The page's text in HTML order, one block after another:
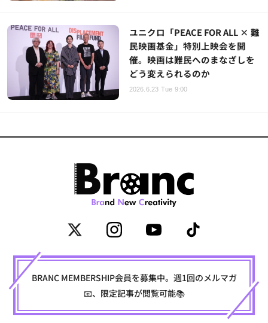
ユニクロ「PEACE FOR ALL × 難
民映画基金」特別上映会を開
催。映画は難民へのまなざしを
どう変えられるのか
2026.6.23 Tue 9:00
BRANC MEMBERSHIP会員を募集中。週1回のメルマガ
📧、限定記事が閲覧可能📚